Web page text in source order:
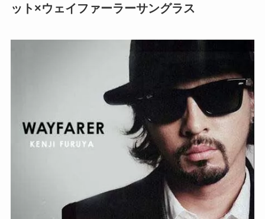
ット×ウェイファーラーサングラス